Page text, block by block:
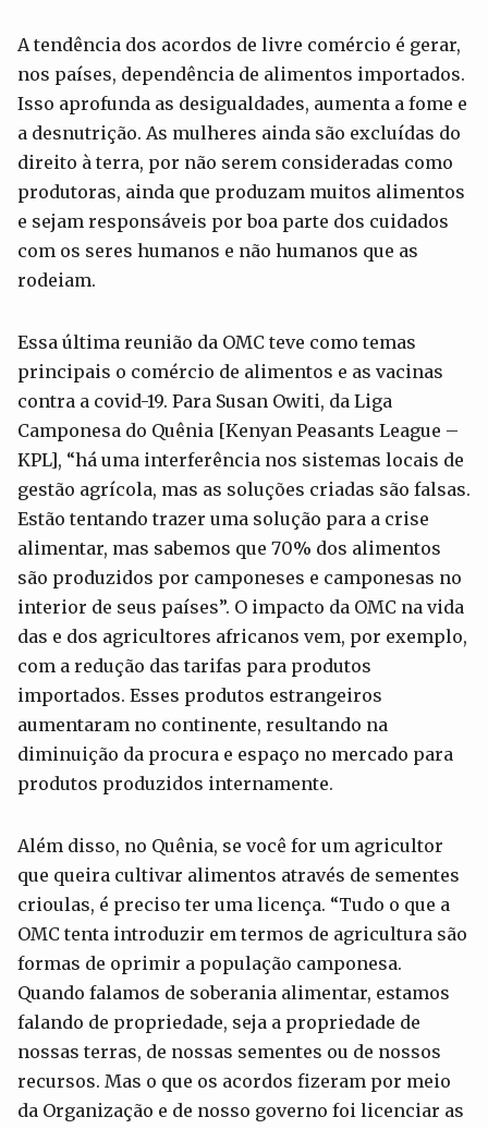
A tendência dos acordos de livre comércio é gerar,
nos países, dependência de alimentos importados.
Isso aprofunda as desigualdades, aumenta a fome e
a desnutrição. As mulheres ainda são excluídas do
direito à terra, por não serem consideradas como
produtoras, ainda que produzam muitos alimentos
e sejam responsáveis por boa parte dos cuidados
com os seres humanos e não humanos que as
rodeiam.
Essa última reunião da OMC teve como temas
principais o comércio de alimentos e as vacinas
contra a covid-19. Para Susan Owiti, da Liga
Camponesa do Quênia [Kenyan Peasants League –
KPL], “há uma interferência nos sistemas locais de
gestão agrícola, mas as soluções criadas são falsas.
Estão tentando trazer uma solução para a crise
alimentar, mas sabemos que 70% dos alimentos
são produzidos por camponeses e camponesas no
interior de seus países”. O impacto da OMC na vida
das e dos agricultores africanos vem, por exemplo,
com a redução das tarifas para produtos
importados. Esses produtos estrangeiros
aumentaram no continente, resultando na
diminuição da procura e espaço no mercado para
produtos produzidos internamente.
Além disso, no Quênia, se você for um agricultor
que queira cultivar alimentos através de sementes
crioulas, é preciso ter uma licença. “Tudo o que a
OMC tenta introduzir em termos de agricultura são
formas de oprimir a população camponesa.
Quando falamos de soberania alimentar, estamos
falando de propriedade, seja a propriedade de
nossas terras, de nossas sementes ou de nossos
recursos. Mas o que os acordos fizeram por meio
da Organização e de nosso governo foi licenciar as